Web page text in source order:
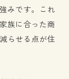
みです。これ
族に合った商
らせる点が住